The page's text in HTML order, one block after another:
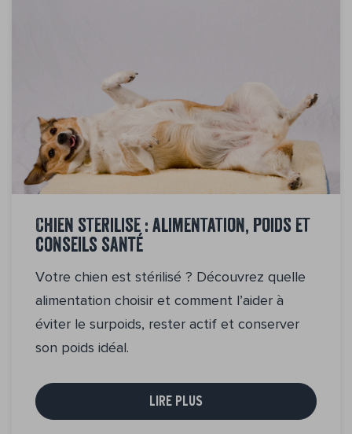
Chien stérilisé : alimentation, poids et
conseils santé
Votre chien est stérilisé ? Découvrez quelle
alimentation choisir et comment l’aider à
éviter le surpoids, rester actif et conserver
son poids idéal.
LIRE PLUS